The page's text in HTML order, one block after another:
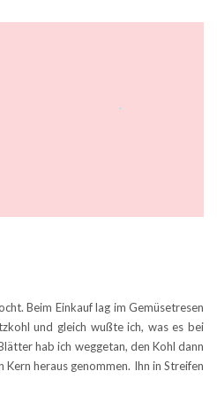
Beim Einkauf lag im Gemüsetresen
und gleich wußte ich, was es bei
hab ich weggetan, den Kohl dann
heraus genommen. Ihn in Streifen